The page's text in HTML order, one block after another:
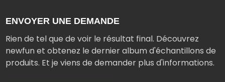
ENVOYER UNE DEMANDE
Rien de tel que de voir le résultat final. Découvrez
newfun et obtenez le dernier album d'échantillons de
produits. Et je viens de demander plus d'informations.